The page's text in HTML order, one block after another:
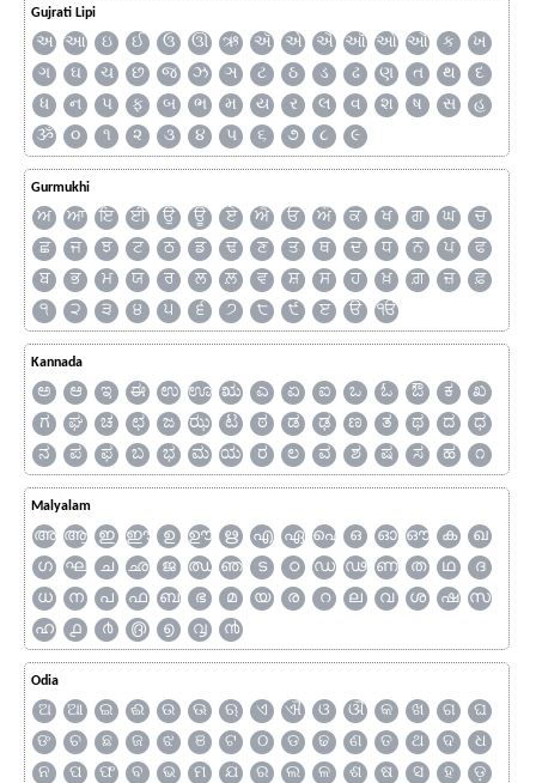
Gujrati Lipi
અ આ ઇ ઈ ઉ ઊ ઋ ઍ એ ઐ ઑ ઓ ઔ ક
ખ
ગ
ઘ ચ છ જ ઝ ઞ ટ ઠ ડ ઢ ણ ત થ
દ
ધ
ન પ ફ બ ભ મ ય ર લ વ શ ષ સ
હ
ૐ
૦ ૧ ૨ ૩ ૪ ૫ ૬ ૭ ૮ ૯
Gurmukhi
ਅ ਆ ਇ ਈ ਉ ਊ ਏ ਐ ਓ ਔ ਕ ਖ ਗ ਘ
ਚ
ਛ
ਜ ਝ ਟ ਠ ਡ ਢ ਣ ਤ ਥ ਦ ਧ ਨ ਪ
ਫ
ਬ
ਭ ਮ ਯ ਰ ਲ ਲ਼ ਵ ਸ਼ ਸ ਹ ਖ਼ ਗ਼ ਜ਼
ਫ਼
੧
੨ ੩ ੪ ੫ ੬ ੭ ੮ ੯ ੲ ੳ ੴ
Kannada
ಅ ಆ ಇ ಈ ಉ ಊ ಋ ಎ ಏ ಐ ಒ ಓ ಔ ಕ
ಖ
ಗ
ಘ ಚ ಛ ಜ ಝ ಟ ಠ ಡ ಢ ಣ ತ ಥ ದ
ಧ
ನ
ಪ ಫ ಬ ಭ ಮ ಯ ರ ಲ ವ ಶ ಷ ಸ ಹ ೧
Malyalam
അ ആ ഇ ഈ ഉ ഊ ഋ എ ഏ ഐ ഒ ഓ ഔ ക
ഖ
ഗ
ഘ ച ഛ ജ ഝ ഞ ട ഠ ഡ ഢ ണ ത ഥ
ദ
ധ
ന പ ഫ ബ ഭ മ യ ര റ ല വ ശ ഷ
സ
ഹ
൧ ൪ ൫ ൭ ൮ ൯
Odia
ଅ ଆ ଇ ଈ ଉ ଊ ଋ ଏ ଐ ଓ ଔ କ ଖ ଗ
ଘ
ଙ
ଚ ଛ ଜ ଝ ଞ ଟ ଠ ଡ ଢ ଣ ତ ଥ ଦ
ଧ
ନ
ପ ଫ ବ ଭ ମ ଯ ର ଲ ଳ ଶ ଷ ସ ହ
ଡ଼